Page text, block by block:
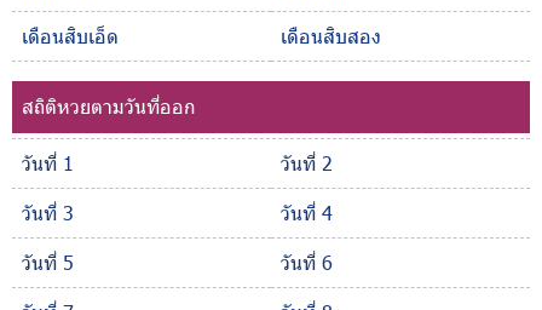
เดือนสิบเอ็ด
เดือนสิบสอง
สถิติหวยตามวันที่ออก
วันที่ 1
วันที่ 2
วันที่ 3
วันที่ 4
วันที่ 5
วันที่ 6